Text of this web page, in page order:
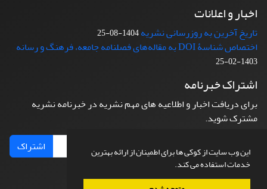
این وب سایت از کوکی ها برای اطمینان از ارائه بهترین
خدمات استفاده می کند.
اخبار و اعلانات
تاریخ آخرین به روزرسانی نشریه1404-08-25
اختصاص شناسۀ DOI به مقاله‌های فصلنامه جامعه، فرهنگ و رسانه
1403-02-25
اشتراک خبرنامه
برای دریافت اخبار و اطلاعیه های مهم نشریه در خبرنامه نشریه
مشترک شوید.
اشتراک